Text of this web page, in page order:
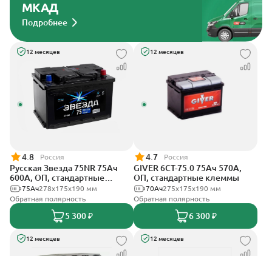
МКАД
Подробнее
12 месяцев
4.8 Россия
Русская Звезда 75NR 75Ач
600А, ОП, стандартные
клеммы278x175x190 мм
75Ач
Обратная полярность
5 300 ₽
12 месяцев
4.7 Россия
GIVER 6СТ-75.0 75Ач 570А,
ОП, стандартные клеммы
275х175х190 мм
70Ач
Обратная полярность
6 300 ₽
12 месяцев 12 месяцев